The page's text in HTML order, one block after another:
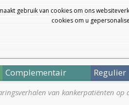
gebruik van cookies om ons
cookies om u
Complementair Regulier
van kankerpatiënten op